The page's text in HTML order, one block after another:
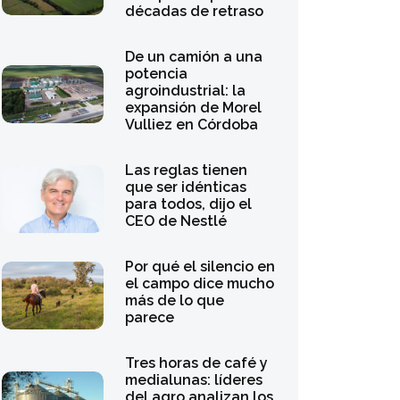
décadas de retraso
De un camión a una
potencia
agroindustrial: la
expansión de Morel
Vulliez en Córdoba
Las reglas tienen
que ser idénticas
para todos, dijo el
CEO de Nestlé
Por qué el silencio en
el campo dice mucho
más de lo que
parece
Tres horas de café y
medialunas: líderes